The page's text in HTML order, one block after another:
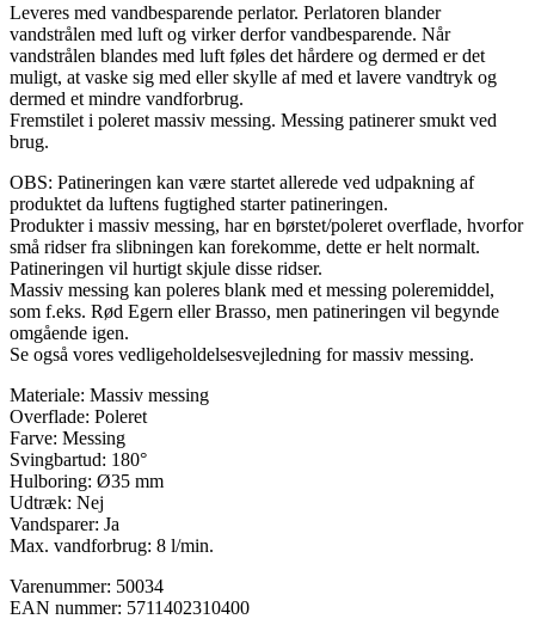
Leveres med vandbesparende perlator. Perlatoren blander
vandstrålen med luft og virker derfor vandbesparende. Når
vandstrålen blandes med luft føles det hårdere og dermed er det
muligt, at vaske sig med eller skylle af med et lavere vandtryk og
dermed et mindre vandforbrug.
Fremstilet i poleret massiv messing. Messing patinerer smukt ved
brug.
OBS: Patineringen kan være startet allerede ved udpakning af
produktet da luftens fugtighed starter patineringen.
Produkter i massiv messing, har en børstet/poleret overflade, hvorfor
små ridser fra slibningen kan forekomme, dette er helt normalt.
Patineringen vil hurtigt skjule disse ridser.
Massiv messing kan poleres blank med et messing poleremiddel,
som f.eks. Rød Egern eller Brasso, men patineringen vil begynde
omgående igen.
Se også vores vedligeholdelsesvejledning for massiv messing.
Materiale: Massiv messing
Overflade: Poleret
Farve: Messing
Svingbartud: 180°
Hulboring: Ø35 mm
Udtræk: Nej
Vandsparer: Ja
Max. vandforbrug: 8 l/min.
Varenummer: 50034
EAN nummer: 5711402310400